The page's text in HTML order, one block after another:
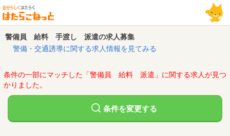
警備員 給料 手渡し 派遣の求人募集
警備・交通誘導に関する求人情報を見てみる
条件の一部にマッチした「警備員 給料 派遣」に関する求人が見つ
かりました。
条件を変更する